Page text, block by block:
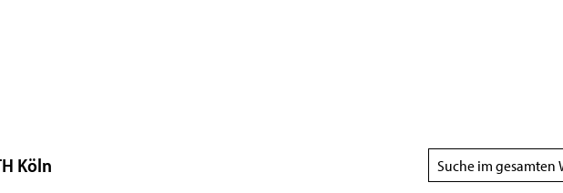
Köln
Suchbereich
wählen